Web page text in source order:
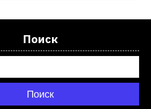
Поиск
Поиск